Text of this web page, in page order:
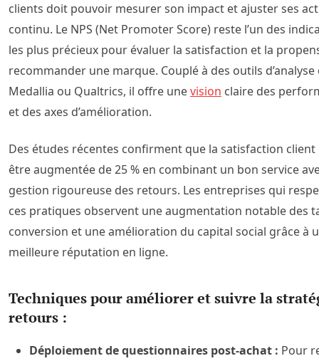
clients doit pouvoir mesurer son impact et ajuster ses
continu. Le NPS (Net Promoter Score) reste l’un des
les plus précieux pour évaluer la satisfaction et la
recommander une marque. Couplé à des outils
Medallia ou Qualtrics, il offre unevision claire des
et des axes d’amélioration.
Des études récentes confirment que la satisfaction
être augmentée de 25 % en combinant un bon service
gestion rigoureuse des retours. Les entreprises qui
ces pratiques observent une augmentation notable des
conversion et une amélioration du capital social grâce à
meilleure réputation en ligne.
Techniques pour améliorer et suivre la
retours :
Déploiement de questionnaires post-achat : Pour